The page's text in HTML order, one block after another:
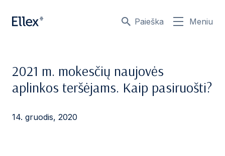
Paieška Meniu
2021 m. mokesčių naujovės
aplinkos teršėjams. Kaip pasiruošti?
14. gruodis, 2020